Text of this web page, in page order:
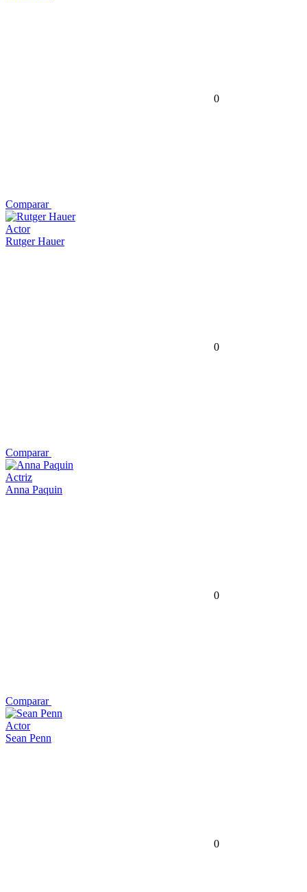
0
Comparar
Actor
Rutger Hauer
0
Comparar
Actriz
Anna Paquin
0
Comparar
Actor
Sean Penn
0